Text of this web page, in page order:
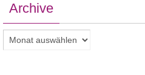
Archive
Archive